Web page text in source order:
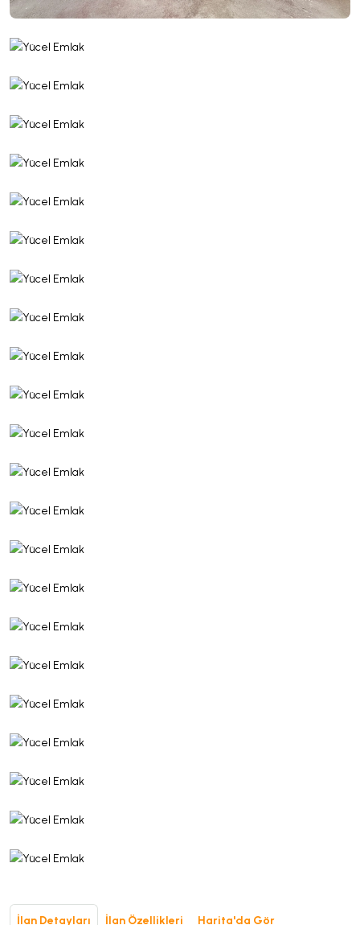
İlan Detayları İlan Özellikleri Harita'da Gör